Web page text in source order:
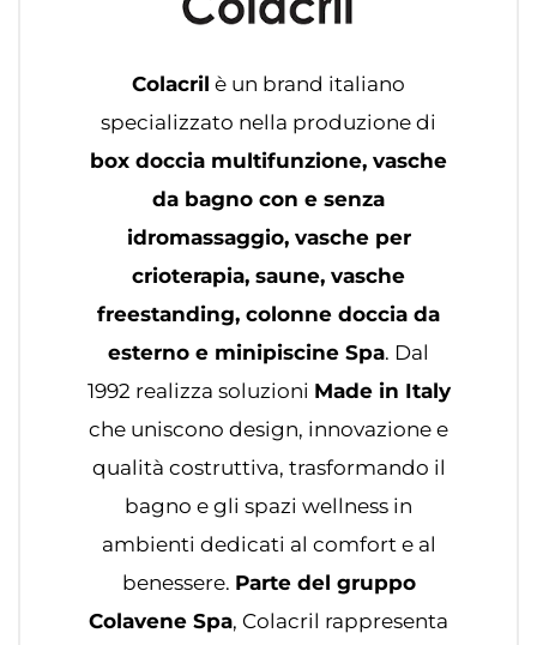
Colacril è un brand italiano
specializzato nella produzione di
box doccia multifunzione, vasche
da bagno con e senza
idromassaggio, vasche per
crioterapia, saune, vasche
freestanding, colonne doccia da
esterno e minipiscine Spa. Dal
1992 realizza soluzioni Made in Italy
che uniscono design, innovazione e
qualità costruttiva, trasformando il
bagno e gli spazi wellness in
ambienti dedicati al comfort e al
benessere. Parte del gruppo
Colavene Spa, Colacril rappresenta